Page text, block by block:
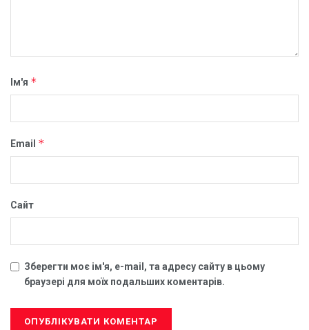
Ім'я *
Email *
Сайт
Зберегти моє ім'я, e-mail, та адресу сайту в цьому
браузері для моїх подальших коментарів.